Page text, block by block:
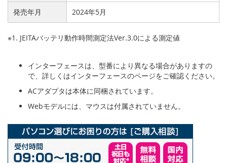
発売年月 2024年5月
※1. JEITAバッテリ動作時間測定法Ver.3.0による測定値
インターフェースは、型番により異なる場合がありますの
で、詳しくはインターフェースのページをご確認ください。
ACアダプタは本体に同梱されています。
Webモデルには、マウスは付属されていません。